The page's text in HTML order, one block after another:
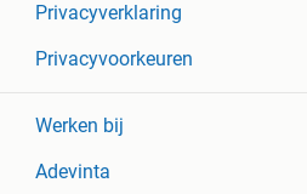
Privacyverklaring
Privacyvoorkeuren
Werken bij
Adevinta